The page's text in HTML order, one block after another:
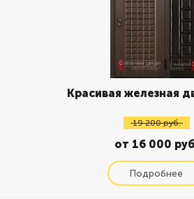
Красивая железная
19 200 руб.
от 16 000